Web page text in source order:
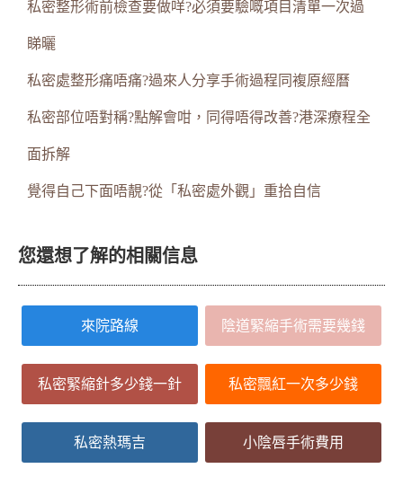
私密整形術前檢查要做咩?必須要驗嘅項目清單一次過
睇曬
私密處整形痛唔痛?過來人分享手術過程同複原經曆
私密部位唔對稱?點解會咁，同得唔得改善?港深療程全
面拆解
覺得自己下面唔靚?從「私密處外觀」重拾自信
您還想了解的相關信息
來院路線 陰道緊縮手術需要幾錢
私密緊縮針多少錢一針 私密飄紅一次多少錢
私密熱瑪吉 小陰唇手術費用